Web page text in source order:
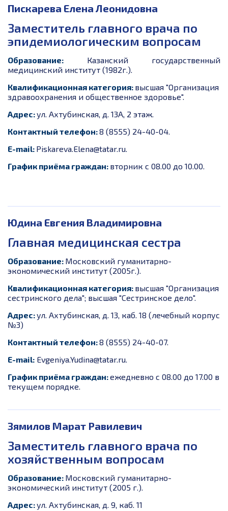
Пискарева Елена Леонидовна
Заместитель главного врача по
эпидемиологическим вопросам
Образование: Казанский государственный
медицинский институт (1982г.).
Квалификационная категория: высшая "Организация
здравоохранения и общественное здоровье".
Адрес:ул. Ахтубинская, д. 13А, 2 этаж.
Контактный телефон:8 (8555) 24-40-04.
E-mail: Piskareva.Elena@tatar.ru.
График приёма граждан: вторник с 08.00 до 10.00.
Юдина Евгения Владимировна
Главная медицинская сестра
Образование: Московский гуманитарно-
экономический институт (2005г.).
Квалификационная категория: высшая "Организация
сестринского дела"; высшая "Сестринское дело".
Адрес:ул. Ахтубинская, д. 13, каб. 18 (лечебный корпус
№3)
Контактный телефон:8 (8555) 24-40-07.
E-mail: Evgeniya.Yudina@tatar.ru.
График приёма граждан:ежедневно с 08.00 до 17.00 в
текущем порядке.
Зямилов Марат Равилевич
Заместитель главного врача по
хозяйственным вопросам
Образование: Московский гуманитарно-
экономический институт (2005 г.).
Адрес:ул. Ахтубинская, д. 9, каб. 11